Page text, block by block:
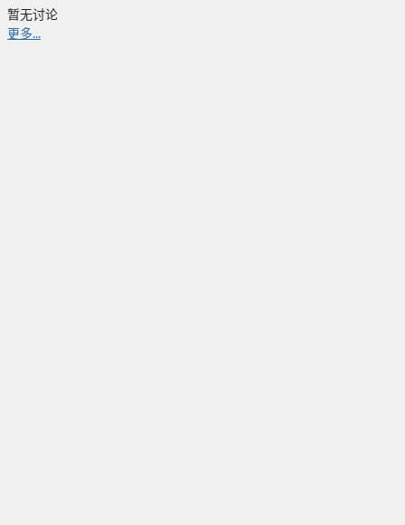
暂无讨论
更多...